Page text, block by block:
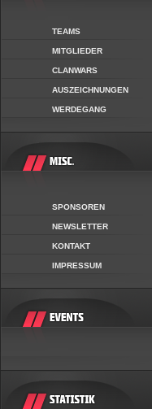
TEAMS
MITGLIEDER
CLANWARS
AUSZEICHNUNGEN
WERDEGANG
SPONSOREN
NEWSLETTER
KONTAKT
IMPRESSUM